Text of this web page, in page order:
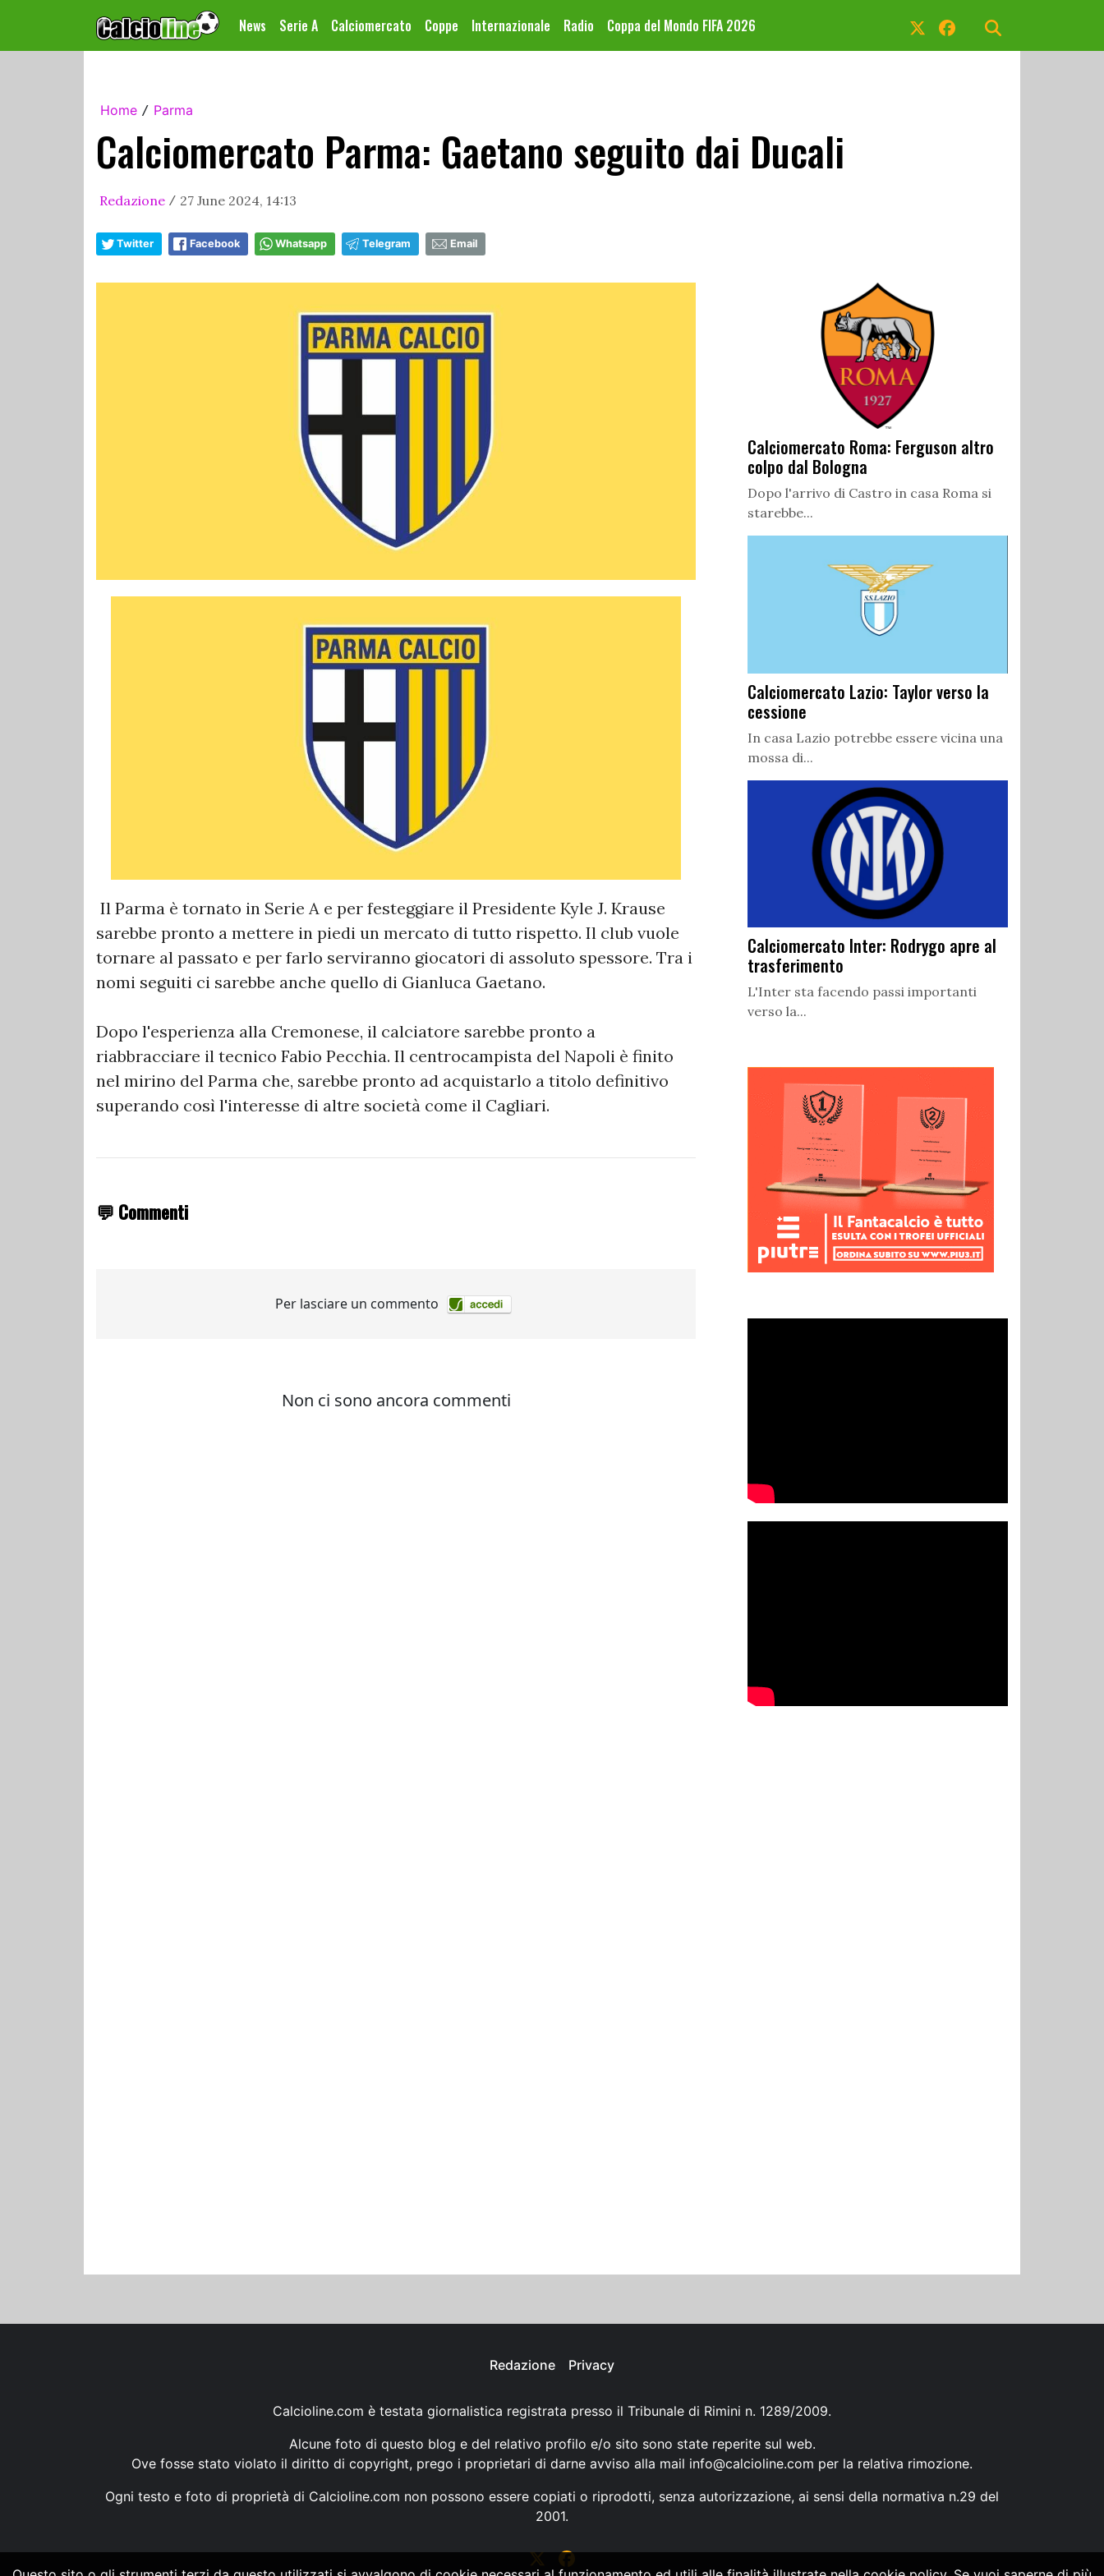
News Serie A Calciomercato Coppe Internazionale Radio Coppa del Mondo FIFA 2026
Home / Parma
Calciomercato Parma: Gaetano seguito dai Ducali
Redazione / 27 June 2024, 14:13
Twitter Facebook Whatsapp Telegram Email
Il Parma è tornato in Serie A e per festeggiare il Presidente Kyle J. Krause
sarebbe pronto a mettere in piedi un mercato di tutto rispetto. Il club vuole
tornare al passato e per farlo serviranno giocatori di assoluto spessore. Tra i
nomi seguiti ci sarebbe anche quello di Gianluca Gaetano.
Dopo l'esperienza alla Cremonese, il calciatore sarebbe pronto a
riabbracciare il tecnico Fabio Pecchia. Il centrocampista del Napoli è finito
nel mirino del Parma che, sarebbe pronto ad acquistarlo a titolo definitivo
superando così l'interesse di altre società come il Cagliari.
💬 Commenti
Calciomercato Roma: Ferguson altro
colpo dal Bologna
Dopo l'arrivo di Castro in casa Roma si
starebbe...
Calciomercato Lazio: Taylor verso la
cessione
In casa Lazio potrebbe essere vicina una
mossa di...
Calciomercato Inter: Rodrygo apre al
trasferimento
L'Inter sta facendo passi importanti
verso la...
Redazione Privacy
Calcioline.com è testata giornalistica registrata presso il Tribunale di Rimini n. 1289/2009.
Alcune foto di questo blog e del relativo profilo e/o sito sono state reperite sul web.
Ove fosse stato violato il diritto di copyright, prego i proprietari di darne avviso alla mail info@calcioline.com per la relativa rimozione.
Ogni testo e foto di proprietà di Calcioline.com non possono essere copiati o riprodotti, senza autorizzazione, ai sensi della normativa n.29 del
2001.